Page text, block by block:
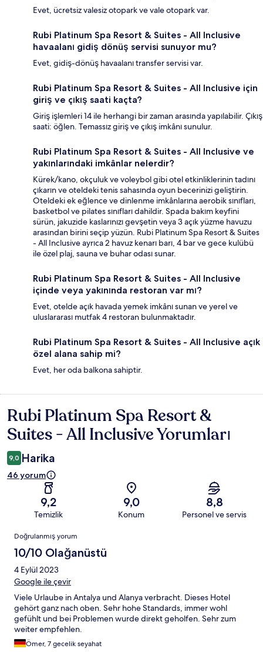
Evet, ücretsiz valesiz otopark ve vale otopark var.
Rubi Platinum Spa Resort & Suites - All Inclusive
havaalanı gidiş dönüş servisi sunuyor mu?
Evet, gidiş-dönüş havaalanı transfer servisi var.
Rubi Platinum Spa Resort & Suites - All Inclusive için
giriş ve çıkış saati kaçta?
Giriş işlemleri 14 ile herhangi bir zaman arasında yapılabilir. Çıkış
saati: öğlen. Temassız giriş ve çıkış imkânı sunulur.
Rubi Platinum Spa Resort & Suites - All Inclusive ve
yakınlarındaki imkânlar nelerdir?
Kürek/kano, okçuluk ve voleybol gibi otel etkinliklerinin tadını
çıkarın ve oteldeki tenis sahasında oyun becerinizi geliştirin.
Oteldeki ek eğlence ve dinlenme imkânlarına aerobik sınıfları,
basketbol ve pilates sınıfları dahildir. Spada bakım keyfini
sürün, jakuzide kaslarınızı gevşetin veya 3 açık yüzme havuzu
arasından birini seçip yüzün. Rubi Platinum Spa Resort & Suites
- All Inclusive ayrıca 2 havuz kenarı barı, 4 bar ve gece kulübü
ile özel plaj, sauna ve buhar odası sunar.
Rubi Platinum Spa Resort & Suites - All Inclusive
içinde veya yakınında restoran var mı?
Evet, otelde açık havada yemek imkânı sunan ve yerel ve
uluslararası mutfak 4 restoran bulunmaktadır.
Rubi Platinum Spa Resort & Suites - All Inclusive açık
özel alana sahip mi?
Evet, her oda balkona sahiptir.
Yorumlar
Rubi Platinum Spa Resort &
Suites - All Inclusive Yorumları
9,0 Harika
46 yorum
9,2
Temizlik
9,0
Konum
8,8
Personel ve servis
Yorumlar
Doğrulanmış yorum
10/10 Olağanüstü
4 Eylül 2023
Google ile çevir
Viele Urlaube in Antalya und Alanya verbracht. Dieses Hotel
gehört ganz nach oben. Sehr hohe Standards, immer wohl
gefühlt und bei Problemen wurde direkt geholfen. Sehr zum
weiter empfehlen.
Ömer, 7 gecelik seyahat